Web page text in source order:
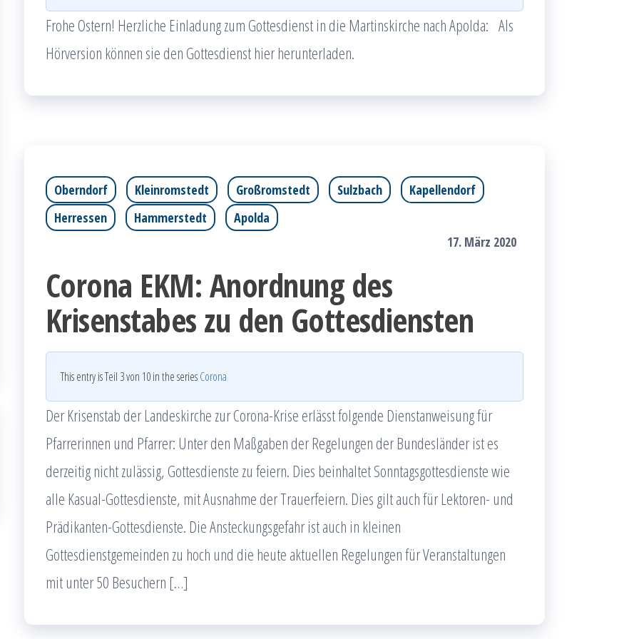
Frohe Ostern! Herzliche Einladung zum Gottesdienst in die Martinskirche nach Apolda: Als
Hörversion können sie den Gottesdienst hier herunterladen.
Oberndorf Kleinromstedt Großromstedt Sulzbach
Kapellendorf
Herressen
Hammerstedt
Apolda
17. März 2020
Corona EKM: Anordnung des
Krisenstabes zu den Gottesdiensten
This entry is Teil 3 von 10 in the seriesCorona
Der Krisenstab der Landeskirche zur Corona-Krise erlässt folgende Dienstanweisung für
Pfarrerinnen und Pfarrer: Unter den Maßgaben der Regelungen der Bundesländer ist es
derzeitig nicht zulässig, Gottesdienste zu feiern. Dies beinhaltet Sonntagsgottesdienste wie
alle Kasual-Gottesdienste, mit Ausnahme der Trauerfeiern. Dies gilt auch für Lektoren- und
Prädikanten-Gottesdienste. Die Ansteckungsgefahr ist auch in kleinen
Gottesdienstgemeinden zu hoch und die heute aktuellen Regelungen für Veranstaltungen
mit unter 50 Besuchern […]